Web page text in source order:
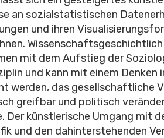
an sozialstatistischen
und ihren
mit dem Aufstieg der
und kann mit einem Denken
werden, das gesellschaftliche
greifbar und politisch
Der künstlerische Umgang mit
und den dahinterstehenden